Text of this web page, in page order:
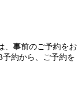
、事前のご予約をお
約から、ご予約を